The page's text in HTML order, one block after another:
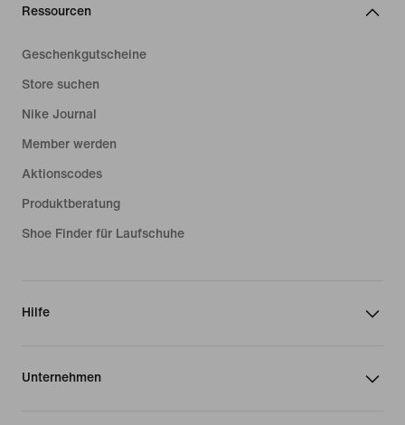
Ressourcen
Geschenkgutscheine
Store suchen
Nike Journal
Member werden
Aktionscodes
Produktberatung
Shoe Finder für Laufschuhe
Hilfe
Unternehmen